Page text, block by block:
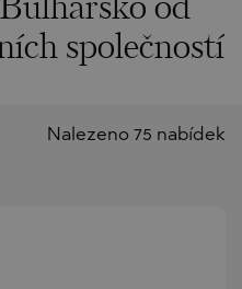
od
společností
Nalezeno 75 nabídek